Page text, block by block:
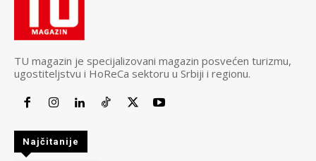
TU magazin je specijalizovani magazin posvećen turizmu,
ugostiteljstvu i HoReCa sektoru u Srbiji i regionu.
Najčitanije